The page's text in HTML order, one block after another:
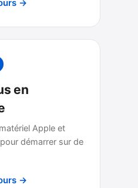
→
en
Apple et
démarrer sur de
→